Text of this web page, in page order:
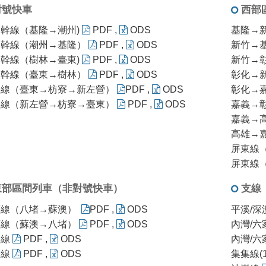
快車
線（基隆→潮州) PDF ,
ODS
線（潮州→基隆）
PDF ,
ODS
線（樹林→臺東)
PDF ,
ODS
線（臺東→樹林）
PDF ,
ODS
（臺東→枋寮→新左營）
PDF ,
ODS
（新左營→枋寮→臺東）
PDF , ODS
西部
基隆→
新竹→
新竹→
彰化→
彰化→
嘉義→
嘉義→
高雄→
屏東線
屏東線
區間列車（非對號快車）
（八堵→蘇澳） PDF ,
ODS
（蘇澳→八堵）
PDF ,
ODS
PDF ,
ODS
PDF , ODS
支線
平溪/深
內灣/六
內灣/六
集集線